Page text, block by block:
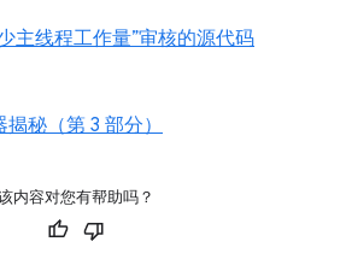
主线程工作量”审核的源代码
秘（第 3 部分）
内容对您有帮助吗？